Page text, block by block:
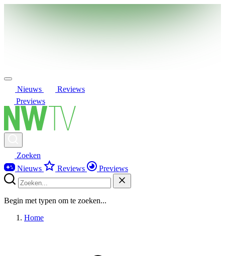
Nieuws
Reviews
Previews
Zoeken
Nieuws
Reviews Previews
Begin met typen om te zoeken...
Home